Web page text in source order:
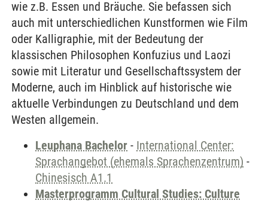
wie z.B. Essen und Bräuche. Sie befassen sich
auch mit unterschiedlichen Kunstformen wie Film
oder Kalligraphie, mit der Bedeutung der
klassischen Philosophen Konfuzius und Laozi
sowie mit Literatur und Gesellschaftssystem der
Moderne, auch im Hinblick auf historische wie
aktuelle Verbindungen zu Deutschland und dem
Westen allgemein.
Leuphana Bachelor - International Center:
Sprachangebot (ehemals Sprachenzentrum) -
Chinesisch A1.1
Masterprogramm Cultural Studies: Culture